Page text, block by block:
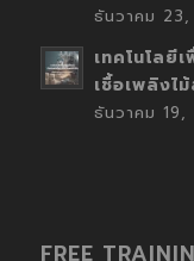
ธันวาคม
เทคโนโลยี
เชื้อเพลิงไ
ธันวาคม
FREE